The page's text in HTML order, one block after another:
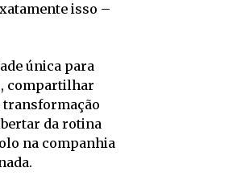
isso –
única para
compartilhar
transformação
da rotina
na companhia